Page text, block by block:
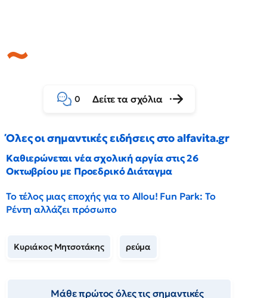
0 Δείτε τα σχόλια
Όλες οι σημαντικές ειδήσεις στο alfavita.gr
Καθιερώνεται νέα σχολική αργία στις 26
Οκτωβρίου με Προεδρικό Διάταγμα
Το τέλος μιας εποχής για το Allou! Fun Park: Το
Ρέντη αλλάζει πρόσωπο
Κυριάκος Μητσοτάκης ρεύμα
Μάθε πρώτος όλες τις σημαντικές